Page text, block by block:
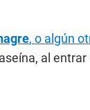
, o algún
al